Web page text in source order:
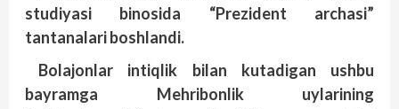
studiyasi binosida “Prezident archasi”
tantanalari boshlandi.
Bolajonlar intiqlik bilan kutadigan ushbu
bayramga Mehribonlik uylarining